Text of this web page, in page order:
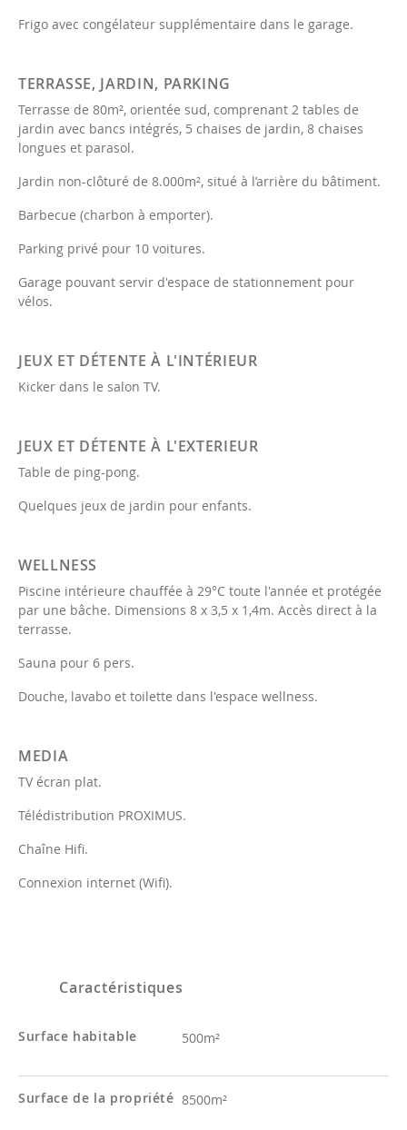
Frigo avec congélateur supplémentaire dans le garage.
TERRASSE, JARDIN, PARKING
Terrasse de 80m², orientée sud, comprenant 2 tables de
jardin avec bancs intégrés, 5 chaises de jardin, 8 chaises
longues et parasol.
Jardin non-clôturé de 8.000m², situé à l’arrière du bâtiment.
Barbecue (charbon à emporter).
Parking privé pour 10 voitures.
Garage pouvant servir d'espace de stationnement pour
vélos.
JEUX ET DÉTENTE À L'INTÉRIEUR
Kicker dans le salon TV.
JEUX ET DÉTENTE À L'EXTERIEUR
Table de ping-pong.
Quelques jeux de jardin pour enfants.
WELLNESS
Piscine intérieure chauffée à 29°C toute l'année et protégée
par une bâche. Dimensions 8 x 3,5 x 1,4m. Accès direct à la
terrasse.
Sauna pour 6 pers.
Douche, lavabo et toilette dans l'espace wellness.
MEDIA
TV écran plat.
Télédistribution PROXIMUS.
Chaîne Hifi.
Connexion internet (Wifi).
Caractéristiques
Surface habitable 500m²
Surface de la propriété 8500m²